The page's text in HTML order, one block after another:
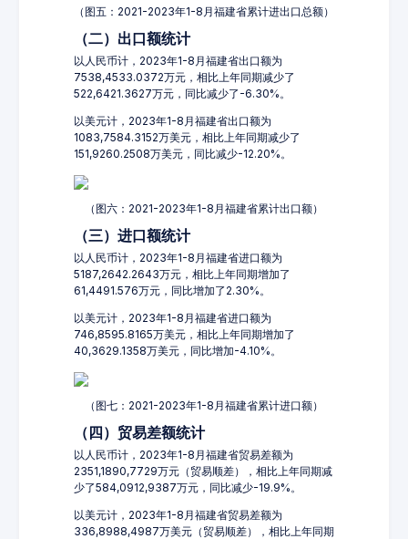
（图五：2021-2023年1-8月福建省累计进出口总额）
（二）出口额统计
以人民币计，2023年1-8月福建省出口额为
7538,4533.0372万元，相比上年同期减少了
522,6421.3627万元，同比减少了-6.30%。
以美元计，2023年1-8月福建省出口额为
1083,7584.3152万美元，相比上年同期减少了
151,9260.2508万美元，同比减少-12.20%。
（图六：2021-2023年1-8月福建省累计出口额）
（三）进口额统计
以人民币计，2023年1-8月福建省进口额为
5187,2642.2643万元，相比上年同期增加了
61,4491.576万元，同比增加了2.30%。
以美元计，2023年1-8月福建省进口额为
746,8595.8165万美元，相比上年同期增加了
40,3629.1358万美元，同比增加-4.10%。
（图七：2021-2023年1-8月福建省累计进口额）
（四）贸易差额统计
以人民币计，2023年1-8月福建省贸易差额为
2351,1890,7729万元（贸易顺差），相比上年同期减
少了584,0912,9387万元，同比减少-19.9%。
以美元计，2023年1-8月福建省贸易差额为
336,8988,4987万美元（贸易顺差），相比上年同期